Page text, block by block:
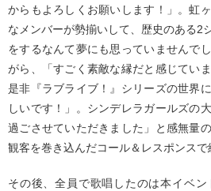
からもよろしくお願いします！」。虹
なメンバーが勢揃いして、歴史のある2
をするなんて夢にも思っていませんで
がら、「すごく素敵な縁だと感じてい
是非『ラブライブ！』シリーズの世界
しいです！」。シンデレラガールズの
過ごさせていただきました」と感無量
観客を巻き込んだコール＆レスポンスで
その後、全員で歌唱したのは本イベ